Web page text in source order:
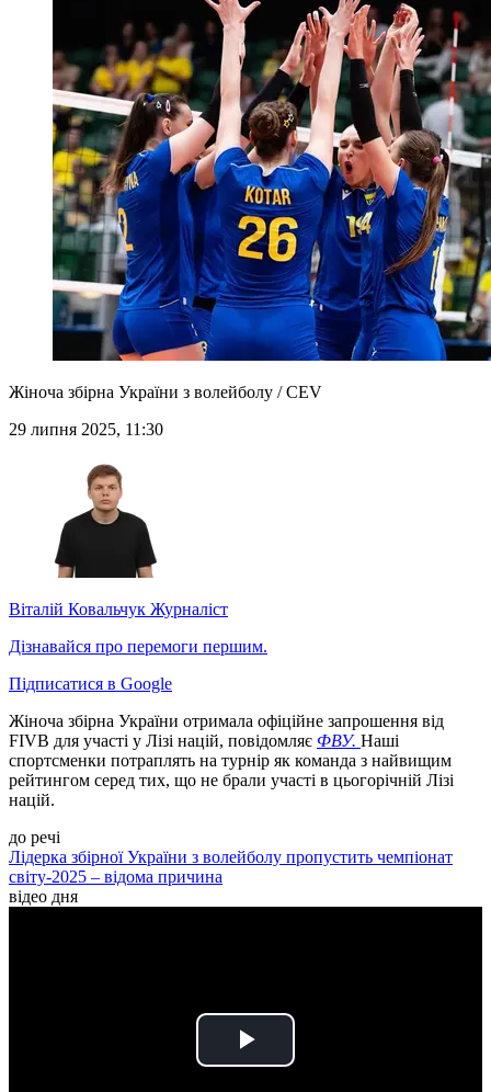
Жіноча збірна України з волейболу / CEV
29 липня 2025, 11:30
Віталій Ковальчук Журналіст
Дізнавайся про перемоги першим.
Підписатися в Google
Жіноча збірна України отримала офіційне запрошення від
FIVB для участі у Лізі націй, повідомляє ФВУ. Наші
спортсменки потраплять на турнір як команда з найвищим
рейтингом серед тих, що не брали участі в цьогорічній Лізі
націй.
до речі
Лідерка збірної України з волейболу пропустить чемпіонат
світу-2025 – відома причина
відео дня
Play